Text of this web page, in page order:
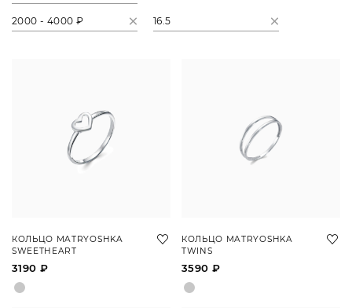
2000 - 4000 ₽ 16.5
КОЛЬЦО MATRYOSHKA
SWEETHEART
3190 ₽
КОЛЬЦО MATRYOSHKA
TWINS
3590 ₽